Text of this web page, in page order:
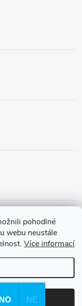
pohodlné
webu neustále
Více informací
a platba Tříletá záruka
práva vyhrazena.
NE